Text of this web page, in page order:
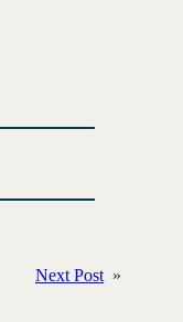
Next Post »